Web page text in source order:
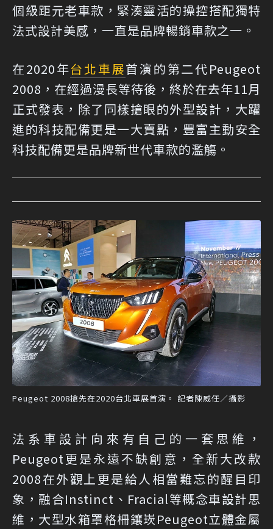
個級距元老車款，緊湊靈活的操控搭配獨特
法式設計美感，一直是品牌暢銷車款之一。
在2020年台北車展首演的第二代Peugeot
2008，在經過漫長等待後，終於在去年11月
正式發表，除了同樣搶眼的外型設計，大躍
進的科技配備更是一大賣點，豐富主動安全
科技配備更是品牌新世代車款的濫觴。
Peugeot 2008搶先在2020台北車展首演。 記者陳威任／攝影
法系車設計向來有自己的一套思維，
Peugeot更是永遠不缺創意，全新大改款
2008在外觀上更是給人相當難忘的醒目印
象，融合Instinct、Fracial等概念車設計思
維，大型水箱罩格柵鑲崁Peugeot立體金屬